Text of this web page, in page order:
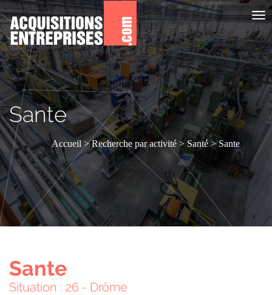
le
Sante
Accueil Recherche par activité Santé Sante
Sante
Situation : 26 - Drôme